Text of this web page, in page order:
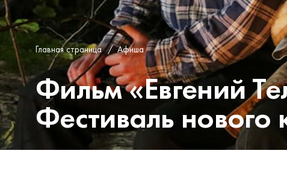
Главная страница / Афиша
Фильм «Евгений
Фестиваль